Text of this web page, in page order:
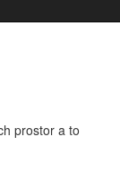
prostor a to